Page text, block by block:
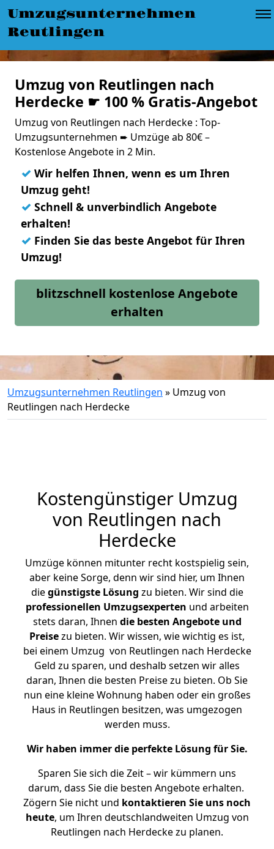
Umzugsunternehmen
Reutlingen
Umzug von Reutlingen nach
Herdecke ☛ 100 % Gratis-Angebot
Umzug von Reutlingen nach Herdecke : Top-
Umzugsunternehmen ➨ Umzüge ab 80€ –
Kostenlose Angebote in 2 Min.
✓ Wir helfen Ihnen, wenn es um Ihren
Umzug geht!
✓ Schnell & unverbindlich Angebote
erhalten!
✓ Finden Sie das beste Angebot für Ihren
Umzug!
blitzschnell kostenlose Angebote
erhalten
Umzugsunternehmen Reutlingen » Umzug von
Reutlingen nach Herdecke
Kostengünstiger Umzug
von Reutlingen nach
Herdecke
Umzüge können mitunter recht kostspielig sein,
aber keine Sorge, denn wir sind hier, um Ihnen
diegünstigste Lösung zu bieten. Wir sind die
professionellen Umzugsexperten und arbeiten
stets daran, Ihnen die besten Angebote und
Preisezu bieten. Wir wissen, wie wichtig es ist,
bei einem Umzug von Reutlingen nach Herdecke
Geld zu sparen, und deshalb setzen wir alles
daran, Ihnen die besten Preise zu bieten. Ob Sie
nun eine kleine Wohnung haben oder ein großes
Haus in Reutlingen besitzen, was umgezogen
werden muss.
Wir haben immer die perfekte Lösung für Sie.
Sparen Sie sich die Zeit – wir kümmern uns
darum, dass Sie die besten Angebote erhalten.
Zögern Sie nicht und kontaktieren Sie uns noch
heute, um Ihren deutschlandweiten Umzug von
Reutlingen nach Herdecke zu planen.